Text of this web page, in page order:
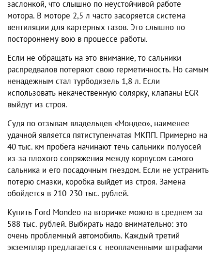
заслонкой, что слышно по неустойчивой работе
мотора. В моторе 2,5 л часто засоряется система
вентиляции для картерных газов. Это слышно по
постороннему вою в процессе работы.
Если не обращать на это внимание, то сальники
распредвалов потеряют свою герметичность. Но самым
ненадежным стал турбодизель 1,8 л. Если
использовать некачественную солярку, клапаны EGR
выйдут из строя.
Судя по отзывам владельцев «Мондео», наименее
удачной является пятиступенчатая МКПП. Примерно на
40 тыс. км пробега начинают течь сальники полуосей
из-за плохого сопряжения между корпусом самого
сальника и его посадочным гнездом. Если не устранить
потерю смазки, коробка выйдет из строя. Замена
обойдется в 210-230 тыс. рублей.
Купить Ford Mondeo на вторичке можно в среднем за
588 тыс. рублей. Выбирать надо внимательно: это
очень проблемный автомобиль. Каждый третий
экземпляр предлагается с неоплаченными штрафами